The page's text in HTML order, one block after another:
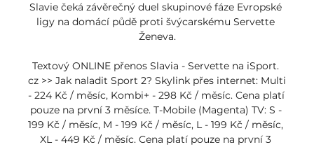
Slavie čeká závěrečný duel skupinové fáze Evropské
ligy na domácí půdě proti švýcarskému Servette
Ženeva.
Textový ONLINE přenos Slavia - Servette na iSport.
cz >> Jak naladit Sport 2? Skylink přes internet: Multi
- 224 Kč / měsíc, Kombi+ - 298 Kč / měsíc. Cena platí
pouze na první 3 měsíce. T-Mobile (Magenta) TV: S -
199 Kč / měsíc, M - 199 Kč / měsíc, L - 199 Kč / měsíc,
XL - 449 Kč / měsíc. Cena platí pouze na první 3